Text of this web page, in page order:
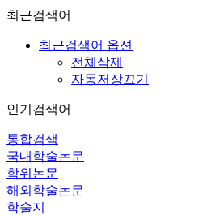
최근검색어
최근검색어 옵션
전체삭제
자동저장끄기
인기검색어
통합검색
국내학술논문
학위논문
해외학술논문
학술지